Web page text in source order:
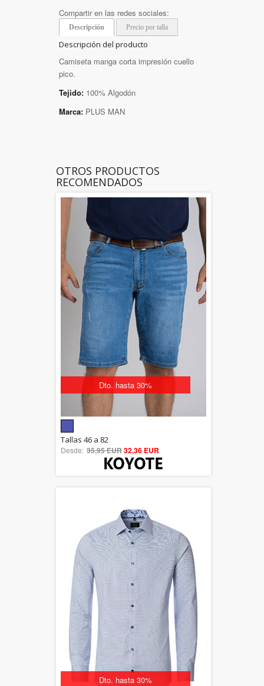
Compartir en las redes sociales:
Descripción Precio por talla
Descripción del producto
Camiseta manga corta impresión cuello
pico.
Tejido: 100% Algodón
Marca: PLUS MAN
OTROS PRODUCTOS
RECOMENDADOS
Dto. hasta 30%
out of 5
Tallas 46 a 82
Desde: 35,95 EUR32,36 EUR
Dto. hasta 30%